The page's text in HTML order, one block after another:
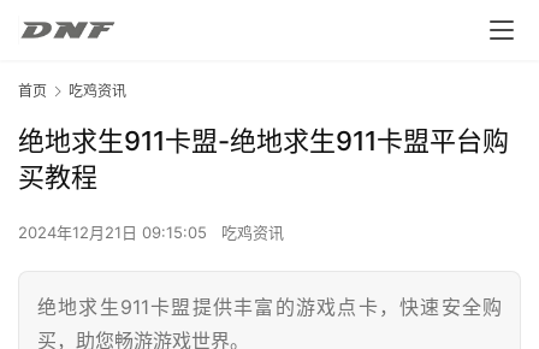
首页 吃鸡资讯
绝地求生911卡盟-绝地求生911卡盟平台购
买教程
2024年12月21日 09:15:05 吃鸡资讯
绝地求生911卡盟提供丰富的游戏点卡，快速安全购
买，助您畅游游戏世界。